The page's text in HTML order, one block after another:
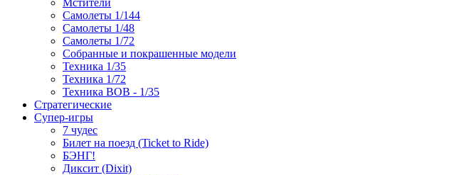
Мстители
Самолеты 1/144
Самолеты 1/48
Самолеты 1/72
Собранные и покрашенные модели
Техника 1/35
Техника 1/72
Техника ВОВ - 1/35
Стратегические
Супер-игры
7 чудес
Билет на поезд (Ticket to Ride)
БЭНГ!
Диксит (Dixit)